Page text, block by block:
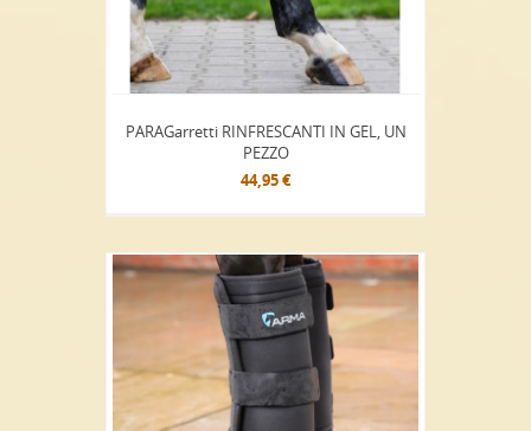
PARAGarretti RINFRESCANTI IN GEL, UN
PEZZO
44,95 €